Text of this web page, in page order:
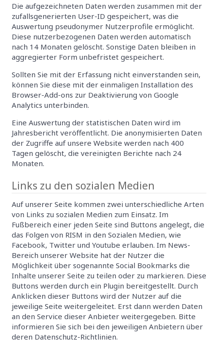
Die aufgezeichneten Daten werden zusammen mit der
zufallsgenerierten User-ID gespeichert, was die
Auswertung pseudonymer Nutzerprofile ermöglicht.
Diese nutzerbezogenen Daten werden automatisch
nach 14 Monaten gelöscht. Sonstige Daten bleiben in
aggregierter Form unbefristet gespeichert.
Sollten Sie mit der Erfassung nicht einverstanden sein,
können Sie diese mit der einmaligen Installation des
Browser-Add-ons zur Deaktivierung von Google
Analytics unterbinden.
Eine Auswertung der statistischen Daten wird im
Jahresbericht veröffentlicht. Die anonymisierten Daten
der Zugriffe auf unsere Website werden nach 400
Tagen gelöscht, die vereinigten Berichte nach 24
Monaten.
Links zu den sozialen Medien
Auf unserer Seite kommen zwei unterschiedliche Arten
von Links zu sozialen Medien zum Einsatz. Im
Fußbereich einer jeden Seite sind Buttons angelegt, die
das Folgen von RISM in den Sozialen Medien, wie
Facebook, Twitter und Youtube erlauben. Im News-
Bereich unserer Website hat der Nutzer die
Möglichkeit über sogenannte Social Bookmarks die
Inhalte unserer Seite zu teilen oder zu markieren. Diese
Buttons werden durch ein Plugin bereitgestellt. Durch
Anklicken dieser Buttons wird der Nutzer auf die
jeweilige Seite weitergeleitet. Erst dann werden Daten
an den Service dieser Anbieter weitergegeben. Bitte
informieren Sie sich bei den jeweiligen Anbietern über
deren Datenschutz-Richtlinien.